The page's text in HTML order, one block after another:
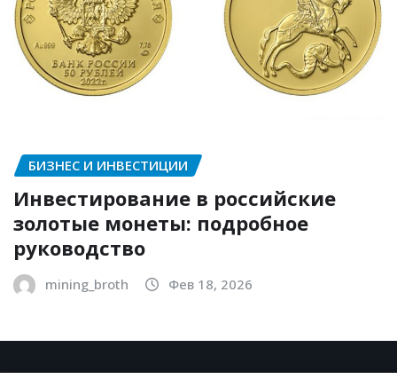
БИЗНЕС И ИНВЕСТИЦИИ
Инвестирование в российские
золотые монеты: подробное
руководство
mining_broth Фев 18, 2026